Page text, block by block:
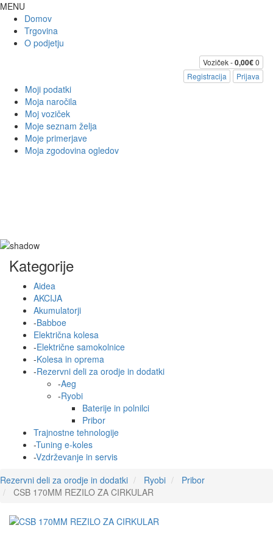
MENU
Domov
Trgovina
O podjetju
Voziček -0,00€0
Registracija
Prijava
Moji podatki
Moja naročila
Moj voziček
Moje seznam želja
Moje primerjave
Moja zgodovina ogledov
Kategorije
Aidea
AKCIJA
Akumulatorji
-Babboe
Električna kolesa
-Električne samokolnice
-Kolesa in oprema
-Rezervni deli za orodje in dodatki
-Aeg
-Ryobi
Baterije in polnilci
Pribor
Trajnostne tehnologije
-Tuning e-koles
-Vzdrževanje in servis
Rezervni deli za orodje in dodatki
Ryobi
Pribor
CSB 170MM REZILO ZA CIRKULAR